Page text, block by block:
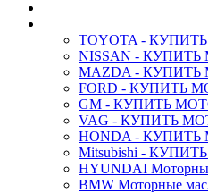
TOYOTA -
NISSAN -
MAZDA -
FORD - КУПИТЬ
GM - КУПИТЬ
VAG - КУПИТЬ
HONDA -
Mitsubishi -
HYUNDAI
BMW Моторные